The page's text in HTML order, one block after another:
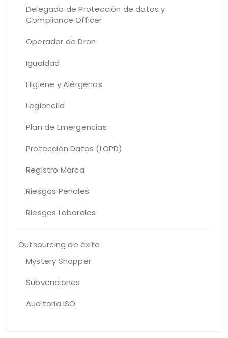
Delegado de Protección de datos y
Compliance Officer
Operador de Dron
Igualdad
Higiene y Alérgenos
Legionella
Plan de Emergencias
Protección Datos (LOPD)
Registro Marca
Riesgos Penales
Riesgos Laborales
Outsourcing de éxito
Mystery Shopper
Subvenciones
Auditoria ISO